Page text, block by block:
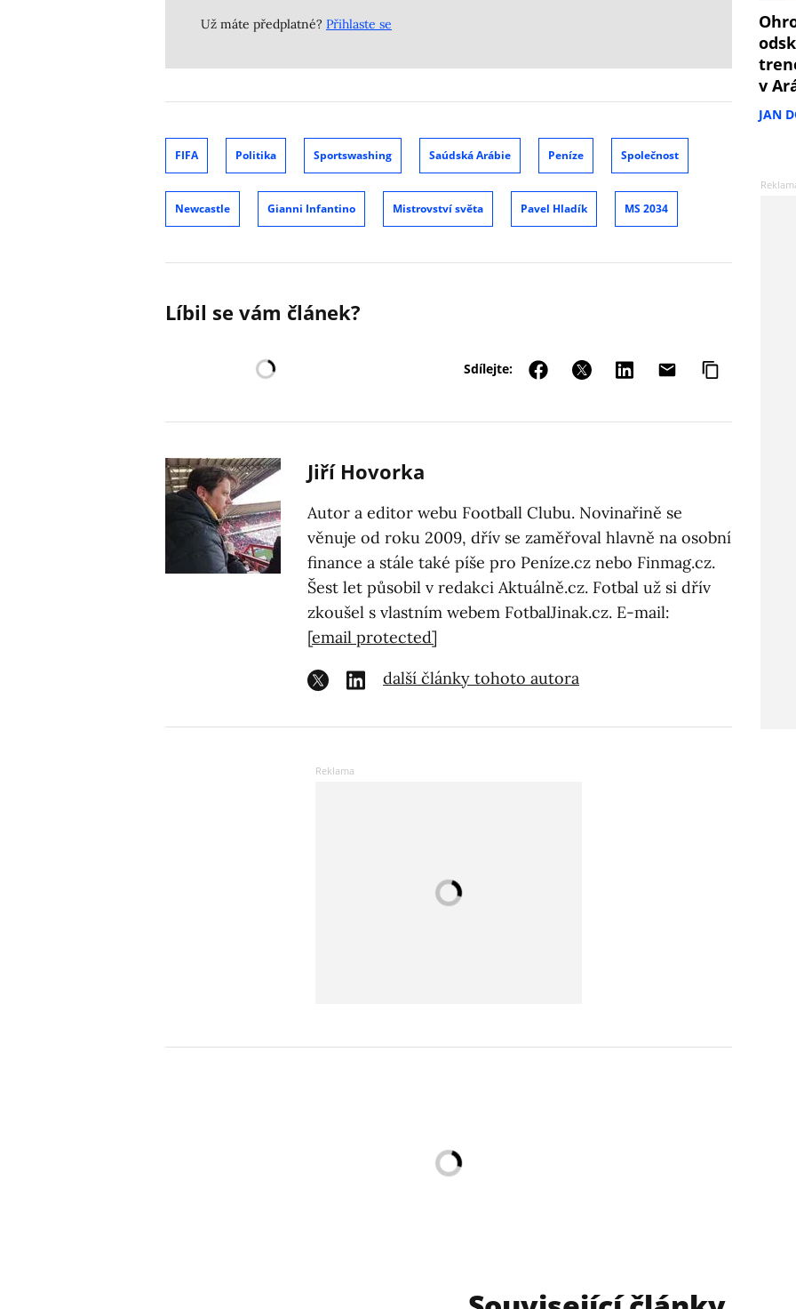
Už máte předplatné? Přihlaste se
FIFA Politika Sportswashing Saúdská Arábie Peníze Společnost
Newcastle Gianni Infantino Mistrovství světa Pavel Hladík MS 2034
Líbil se vám článek?
Sdílejte:
Jiří Hovorka
Autor a editor webu Football Clubu. Novinařině se
věnuje od roku 2009, dřív se zaměřoval hlavně na osobní
finance a stále také píše pro Peníze.cz nebo Finmag.cz.
Šest let působil v redakci Aktuálně.cz. Fotbal už si dřív
zkoušel s vlastním webem FotbalJinak.cz. E-mail:
[email protected]
další články tohoto autora
v
JAN